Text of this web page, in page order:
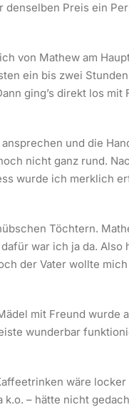
denselben Preis ein
von Mathew am
ein bis zwei
ging’s direkt los mit
und die
nicht ganz rund.
wurde ich merklich
Töchtern.
war ich ja da. Also
der Vater wollte
mit Freund wurde
wunderbar
wäre
– hätte nicht